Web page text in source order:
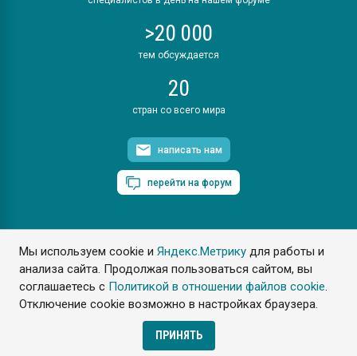
Мы используем cookie иЯндекс.Метрику для работы и
анализа сайта. Продолжая пользоваться сайтом, вы
соглашаетесь с Политикой в отношении файлов cookie.
Отключение cookie возможно в настройках браузера.
ПРИНЯТЬ
>20 000
тем обсуждается
20
стран со всего мира
написать нам
перейти на форум
ПластЭксперт © 2006. Все права защищены
Разрешается копирование материалов сайта с обязательной
ссылкой на www.e-plastic.ru
Разработка сайта